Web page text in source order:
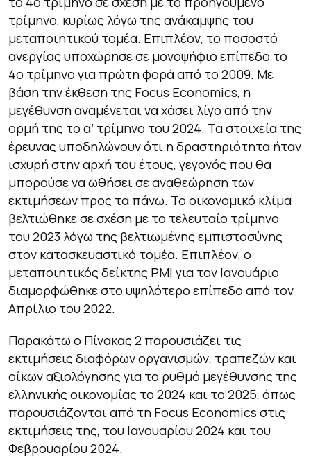
τρίμηνο, κυρίως λόγω της ανάκαμψης του
μεταποιητικού τομέα. Επιπλέον, το ποσοστό
ανεργίας υποχώρησε σε μονοψήφιο επίπεδο το
4ο τρίμηνο για πρώτη φορά από το 2009. Με
βάση την έκθεση της Focus Economics, η
μεγέθυνση αναμένεται να χάσει λίγο από την
ορμή της το α’ τρίμηνο του 2024. Τα στοιχεία της
έρευνας υποδηλώνουν ότι η δραστηριότητα ήταν
ισχυρή στην αρχή του έτους, γεγονός που θα
μπορούσε να ωθήσει σε αναθεώρηση των
εκτιμήσεων προς τα πάνω. Το οικονομικό κλίμα
βελτιώθηκε σε σχέση με το τελευταίο τρίμηνο
του 2023 λόγω της βελτιωμένης εμπιστοσύνης
στον κατασκευαστικό τομέα. Επιπλέον, ο
μεταποιητικός δείκτης PMI για τον Ιανουάριο
διαμορφώθηκε στο υψηλότερο επίπεδο από τον
Απρίλιο του 2022.
Παρακάτω ο Πίνακας 2 παρουσιάζει τις
εκτιμήσεις διαφόρων οργανισμών, τραπεζών και
οίκων αξιολόγησης για το ρυθμό μεγέθυνσης της
ελληνικής οικονομίας το 2024 και το 2025, όπως
παρουσιάζονται από τη Focus Economics στις
εκτιμήσεις της, του Ιανουαρίου 2024 και του
Φεβρουαρίου 2024.